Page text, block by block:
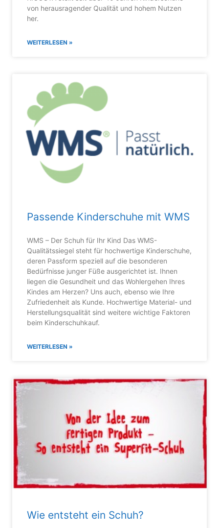
von herausragender Qualität und hohem Nutzen
her.
WEITERLESEN »
Passende Kinderschuhe mit WMS
WMS – Der Schuh für Ihr Kind Das WMS-
Qualitätssiegel steht für hochwertige Kinderschuhe,
deren Passform speziell auf die besonderen
Bedürfnisse junger Füße ausgerichtet ist. Ihnen
liegen die Gesundheit und das Wohlergehen Ihres
Kindes am Herzen? Uns auch, ebenso wie Ihre
Zufriedenheit als Kunde. Hochwertige Material- und
Herstellungsqualität sind weitere wichtige Faktoren
beim Kinderschuhkauf.
WEITERLESEN »
Wie entsteht ein Schuh?